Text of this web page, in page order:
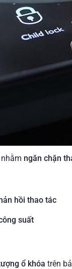
ngăn chặn
hồi thao tác
suất
ổ khóa trên